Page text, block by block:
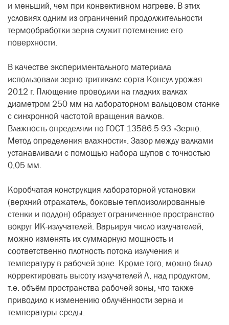
и меньший, чем при конвективном нагреве. В этих
условиях одним из ограничений продолжительности
термообработки зерна служит потемнение его
поверхности.
В качестве экспериментального материала
использовали зерно тритикале сорта Консул урожая
2012 г. Плющение проводили на гладких валках
диаметром 250 мм на лабораторном вальцовом станке
с синхронной частотой вращения валков.
Влажность определяли по ГОСТ 13586.5-93 «Зерно.
Метод определения влажности». Зазор между валками
устанавливали с помощью набора щупов с точностью
0,05 мм.
Коробчатая конструкция лабораторной установки
(верхний отражатель, боковые теплоизолированные
стенки и поддон) образует ограниченное пространство
вокруг ИК-излучателей. Варьируя число излучателей,
можно изменять их суммарную мощность и
соответственно плотность потока излучения и
температуру в рабочей зоне. Кроме того, можно было
корректировать высоту излучателей Л, над продуктом,
т.е. объём пространства рабочей зоны, что также
приводило к изменению облучённости зерна и
температуры среды.